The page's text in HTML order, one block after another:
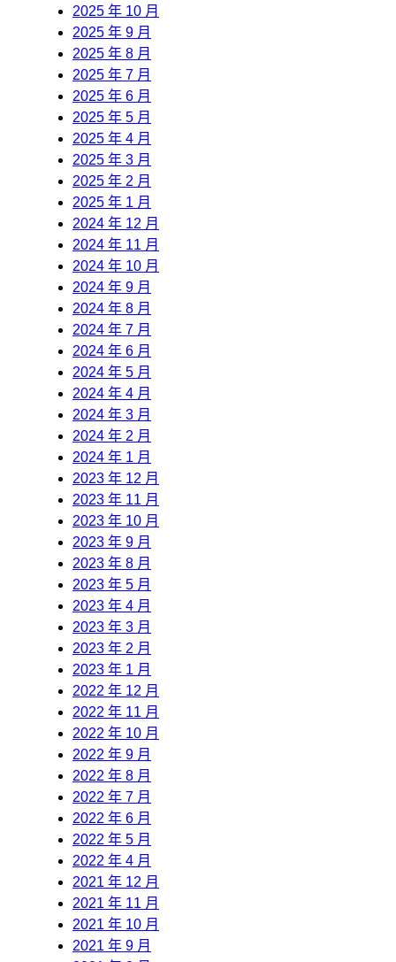
2025 年 10 月
2025 年 9 月
2025 年 8 月
2025 年 7 月
2025 年 6 月
2025 年 5 月
2025 年 4 月
2025 年 3 月
2025 年 2 月
2025 年 1 月
2024 年 12 月
2024 年 11 月
2024 年 10 月
2024 年 9 月
2024 年 8 月
2024 年 7 月
2024 年 6 月
2024 年 5 月
2024 年 4 月
2024 年 3 月
2024 年 2 月
2024 年 1 月
2023 年 12 月
2023 年 11 月
2023 年 10 月
2023 年 9 月
2023 年 8 月
2023 年 5 月
2023 年 4 月
2023 年 3 月
2023 年 2 月
2023 年 1 月
2022 年 12 月
2022 年 11 月
2022 年 10 月
2022 年 9 月
2022 年 8 月
2022 年 7 月
2022 年 6 月
2022 年 5 月
2022 年 4 月
2021 年 12 月
2021 年 11 月
2021 年 10 月
2021 年 9 月